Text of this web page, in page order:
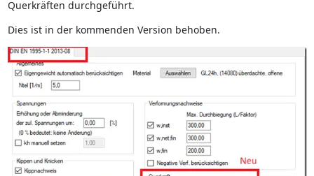
Querkräften durchgeführt.
Dies ist in der kommenden Version behoben.